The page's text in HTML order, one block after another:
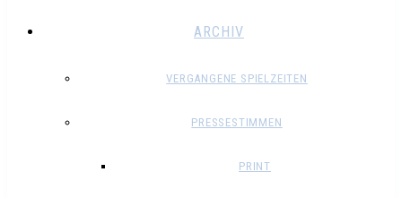
ARCHIV
VERGANGENE SPIELZEITEN
PRESSESTIMMEN
PRINT